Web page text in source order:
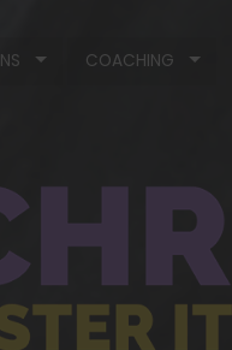
COACHING